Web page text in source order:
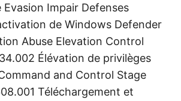
Evasion Impair Defenses
de Windows Defender
Abuse Elevation Control
Élévation de privilèges
and Control Stage
Téléchargement et